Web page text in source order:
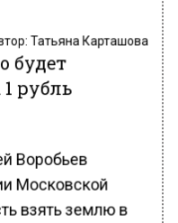
Татьяна Карташова
будет
рубль
Воробьев
Московской
взять землю в